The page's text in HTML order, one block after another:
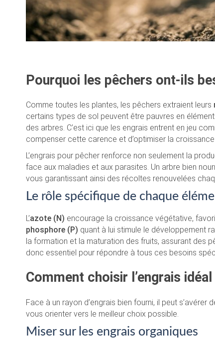
Pourquoi les pêchers ont-ils
Comme toutes les plantes, les pêchers extraient leurs
certains types de sol peuvent être pauvres en
des arbres. C’est ici que les engrais entrent en jeu
compenser cette carence et d’optimiser la
L’engrais pour pêcher renforce non seulement la
face aux maladies et aux parasites. Un arbre bien
vous garantissant ainsi des récoltes renouvelées
Le rôle spécifique de chaque
L’azote (N) encourage la croissance végétative,
phosphore (P) quant à lui stimule le développement
la formation et la maturation des fruits, assurant des
donc essentiel pour répondre à tous ces besoins
Comment choisir l’engrais
Face à un rayon d’engrais bien fourni, il peut
vous orienter vers le meilleur choix possible.
Miser sur les engrais organiques